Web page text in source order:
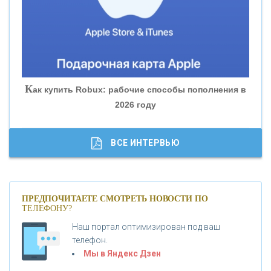
«БАНК ГЛОБЭКС»
«СОВКОМБАНК»
«ГАЗПРОМБАНК»
«МОСКОВСКИЙ КРЕДИТНЫЙ БАНК»
«БАНК ВОЗРОЖДЕНИЕ»
Как купить Robux: рабочие способы пополнения в
2026 году
Банки.ру обновил логотип впервые за 19 лет -
ВСЕ ИНТЕРВЬЮ
ПРЕДПОЧИТАЕТЕ СМОТРЕТЬ НОВОСТИ ПО
ТЕЛЕФОНУ?
Наш портал оптимизирован под ваш
телефон.
Мы в Яндекс Дзен